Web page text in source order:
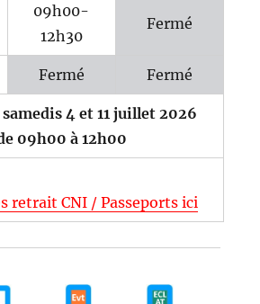
09h00-
12h30
Fermé
Fermé Fermé
4 et 11 juillet 2026
09h00 à 12h00
retrait CNI / Passeports ici